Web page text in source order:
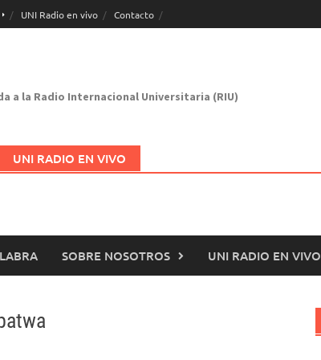
UNI Radio en vivo Contacto
a la Radio Internacional Universitaria (RIU)
UNI RADIO EN VIVO
SOBRE NOSOTROS UNI RADIO EN VIVO